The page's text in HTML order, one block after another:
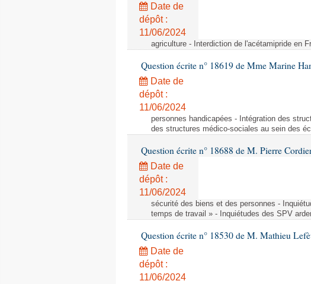
Date de
dépôt :
11/06/2024
agriculture - Interdiction de l'acétamipride en
Question écrite n° 18619 de Mme Marine
Date de
dépôt :
11/06/2024
personnes handicapées - Intégration des
des structures médico-sociales au sein des
Question écrite n° 18688 de M. Pierre
Date de
dépôt :
11/06/2024
sécurité des biens et des personnes -
temps de travail » - Inquiétudes des SPV
Question écrite n° 18530 de M. Mathieu
Date de
dépôt :
11/06/2024